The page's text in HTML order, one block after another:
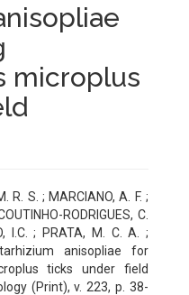
microplus
R. S. ; MARCIANO, A. F. ;
RODRIGUES, C.
I.C. ; PRATA, M. C. A. ;
anisopliae for
ticks under field
(Print), v. 223, p. 38-